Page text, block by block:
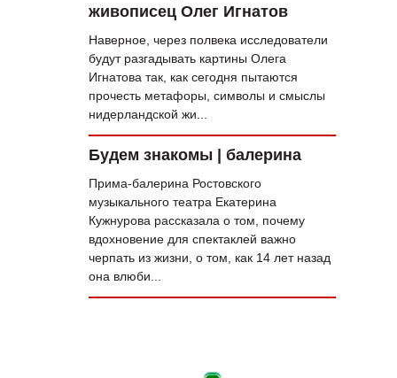
живописец Олег Игнатов
Наверное, через полвека исследователи
будут разгадывать картины Олега
Игнатова так, как сегодня пытаются
прочесть метафоры, символы и смыслы
нидерландской жи...
Будем знакомы | балерина
Прима-балерина Ростовского
музыкального театра Екатерина
Кужнурова рассказала о том, почему
вдохновение для спектаклей важно
черпать из жизни, о том, как 14 лет назад
она влюби...